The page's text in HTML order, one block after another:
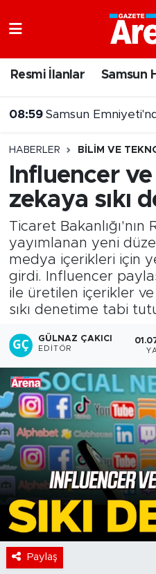
Resmi İlanlar Samsun
08:30 Antalya'da özel
HABERLER BILIM VE
Influencer
zekaya sıkı
Ticaret Bakanlığı'nın
yayımlanan yeni
medya içerikleri için
girdi. Influencer
ile üretilen içerikler
sıkı denetime tabi
GÜLNAZ ÇAKICI
EDITÖR
Paylaş
Samsun Namaz
Süper Lig Puan
Tüm Manşetler
Son Dakika
Haber Arşivi